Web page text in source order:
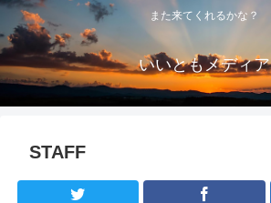
また来てくれるかな？
いいともメディア
STAFF